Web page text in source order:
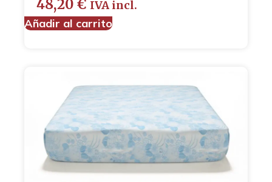
48,20 € IVA incl.
Añadir al carrito